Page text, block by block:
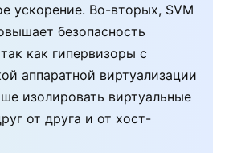
ускорение. Во-вторых, SVM
безопасность
как гипервизоры с
аппаратной виртуализации
изолировать виртуальные
от друга и от хост-